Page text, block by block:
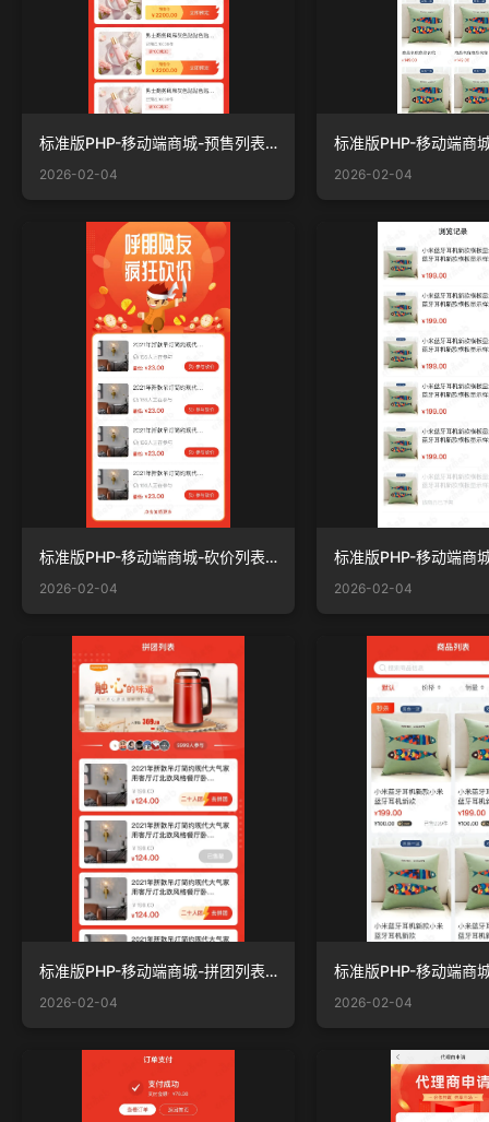
标准版PHP-移动端商城-预售列表页.jpg
2026-02-04 2026-02-04
标准版PHP-移动端商城-砍价列表.jpg
2026-02-04 2026-02-04
标准版PHP-移动端商城-拼团列表.jpg
2026-02-04 2026-02-04